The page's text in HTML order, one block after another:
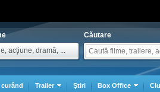
acţiune, dramă, ...
Căutare
curând Trailer Ştiri Box Office